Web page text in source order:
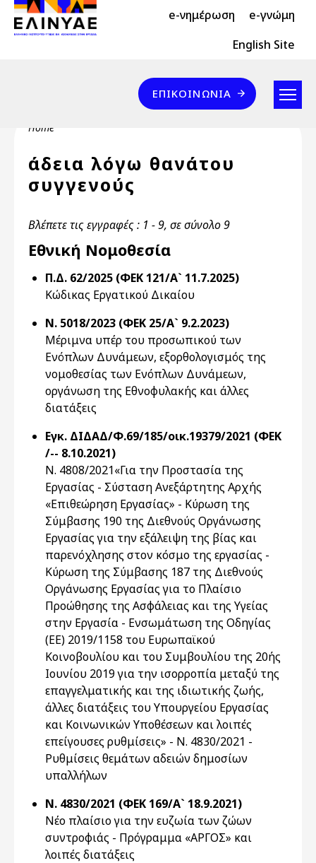
Skip to main content
Header Top 2 e-νημέρωση e-γνώμη
Header Top English Site
Επικοινωνία
ΕΠΙΚΟΙΝΩΝΊΑ
Breadcrumb
Home
άδεια λόγω θανάτου
συγγενούς
Βλέπετε τις εγγραφές : 1 - 9, σε σύνολο 9
Εθνική Νομοθεσία
Π.Δ. 62/2025 (ΦΕΚ 121/Α` 11.7.2025)
Κώδικας Εργατικού Δικαίου
Ν. 5018/2023 (ΦΕΚ 25/Α` 9.2.2023)
Μέριμνα υπέρ του προσωπικού των
Ενόπλων Δυνάμεων, εξορθολογισμός της
νομοθεσίας των Ενόπλων Δυνάμεων,
οργάνωση της Εθνοφυλακής και άλλες
διατάξεις
Εγκ. ΔΙΔΑΔ/Φ.69/185/οικ.19379/2021 (ΦΕΚ
/-- 8.10.2021)
Ν. 4808/2021«Για την Προστασία της
Εργασίας - Σύσταση Ανεξάρτητης Αρχής
«Επιθεώρηση Εργασίας» - Κύρωση της
Σύμβασης 190 της Διεθνούς Οργάνωσης
Εργασίας για την εξάλειψη της βίας και
παρενόχλησης στον κόσμο της εργασίας -
Κύρωση της Σύμβασης 187 της Διεθνούς
Οργάνωσης Εργασίας για τo Πλαίσιο
Προώθησης της Ασφάλειας και της Υγείας
στην Εργασία - Ενσωμάτωση της Οδηγίας
(ΕΕ) 2019/1158 του Ευρωπαϊκού
Κοινοβουλίου και του Συμβουλίου της 20ής
Ιουνίου 2019 για την ισορροπία μεταξύ της
επαγγελματικής και της ιδιωτικής ζωής,
άλλες διατάξεις του Υπουργείου Εργασίας
και Κοινωνικών Υποθέσεων και λοιπές
επείγουσες ρυθμίσεις» - Ν. 4830/2021 -
Ρυθμίσεις θεμάτων αδειών δημοσίων
υπαλλήλων
Ν. 4830/2021 (ΦΕΚ 169/Α` 18.9.2021)
Νέο πλαίσιο για την ευζωία των ζώων
συντροφιάς - Πρόγραμμα «AΡΓΟΣ» και
λοιπές διατάξεις